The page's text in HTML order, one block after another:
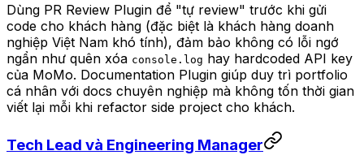
Dùng PR Review Plugin để "tự review" trước khi gửi
code cho khách hàng (đặc biệt là khách hàng doanh
nghiệp Việt Nam khó tính), đảm bảo không có lỗi ngớ
ngẩn như quên xóa console.log hay hardcoded API key
của MoMo. Documentation Plugin giúp duy trì portfolio
cá nhân với docs chuyên nghiệp mà không tốn thời gian
viết lại mỗi khi refactor side project cho khách.
Tech Lead và Engineering Manager